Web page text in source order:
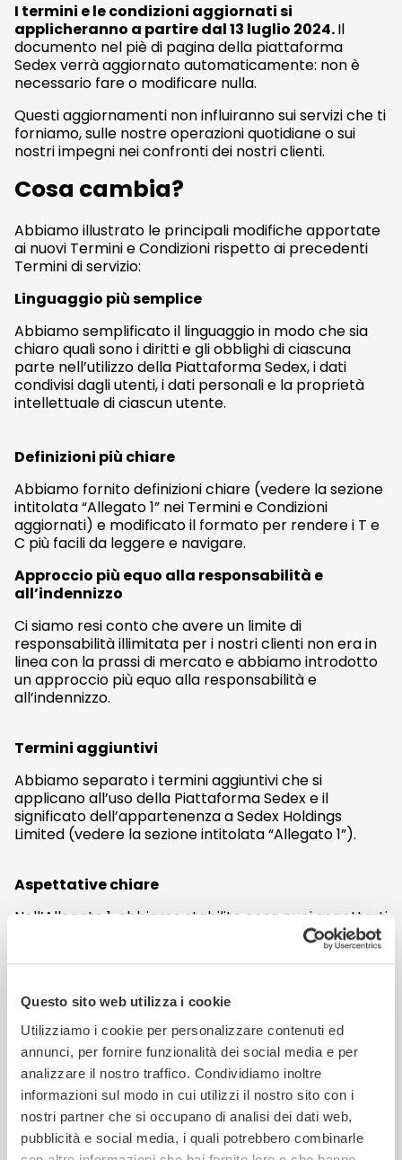
Questo sito web utilizza i cookie
Utilizziamo i cookie per personalizzare contenuti ed
annunci, per fornire funzionalità dei social media e per
analizzare il nostro traffico. Condividiamo inoltre
informazioni sul modo in cui utilizzi il nostro sito con i
nostri partner che si occupano di analisi dei dati web,
pubblicità e social media, i quali potrebbero combinarle
I termini e le condizioni aggiornati si
applicheranno a partire dal 13 luglio 2024.Il
documento nel piè di pagina della piattaforma
Sedex verrà aggiornato automaticamente: non è
necessario fare o modificare nulla.
Questi aggiornamenti non influiranno sui servizi che ti
forniamo, sulle nostre operazioni quotidiane o sui
nostri impegni nei confronti dei nostri clienti.
Cosa cambia?
Abbiamo illustrato le principali modifiche apportate
ai nuovi Termini e Condizioni rispetto ai precedenti
Termini di servizio:
Linguaggio più semplice
Abbiamo semplificato il linguaggio in modo che sia
chiaro quali sono i diritti e gli obblighi di ciascuna
parte nell’utilizzo della Piattaforma Sedex, i dati
condivisi dagli utenti, i dati personali e la proprietà
intellettuale di ciascun utente.
Definizioni più chiare
Abbiamo fornito definizioni chiare (vedere la sezione
intitolata “Allegato 1” nei Termini e Condizioni
aggiornati) e modificato il formato per rendere i T e
C più facili da leggere e navigare.
Approccio più equo alla responsabilità e
all’indennizzo
Ci siamo resi conto che avere un limite di
responsabilità illimitata per i nostri clienti non era in
linea con la prassi di mercato e abbiamo introdotto
un approccio più equo alla responsabilità e
all’indennizzo.
Termini aggiuntivi
Abbiamo separato i termini aggiuntivi che si
applicano all’uso della Piattaforma Sedex e il
significato dell’appartenenza a Sedex Holdings
Limited (vedere la sezione intitolata “Allegato 1”).
Aspettative chiare
Nell’Allegato 1, abbiamo stabilito cosa puoi aspettarti
da noi in termini di disponibilità e supporto della
Piattaforma Sedex e cosa ci aspettiamo da te in
relazione al tuo tipo di utente. Abbiamo anche
valutazioni e come invocare il nostro processo di
reclamo.
Visualizza gli aggiornamenti proposti ai Termini
e Condizioni.
Cosa rimane lo stesso?